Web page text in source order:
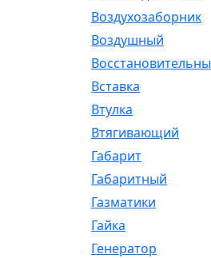
Воздухозаборник
Воздушный
Восстановительный
Вставка
Втулка
Втягивающий
Габарит
Габаритный
Газматики
Гайка
Генератор